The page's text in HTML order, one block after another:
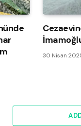
30 Nisan